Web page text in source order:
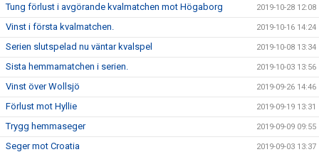
Tung förlust i avgörande kvalmatchen mot Högaborg 2019-10-28 12:08
Vinst i första kvalmatchen. 2019-10-16 14:24
Serien slutspelad nu väntar kvalspel 2019-10-08 13:34
Sista hemmamatchen i serien. 2019-10-03 13:56
Vinst över Wollsjö 2019-09-26 14:46
Förlust mot Hyllie 2019-09-19 13:31
Trygg hemmaseger 2019-09-09 09:55
Seger mot Croatia 2019-09-03 13:37